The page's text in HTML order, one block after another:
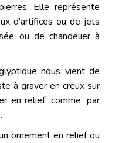
Elle représente
d’artifices ou de jets
ou de chandelier à
nous vient de
à graver en creux sur
en relief, comme, par
ornement en relief ou